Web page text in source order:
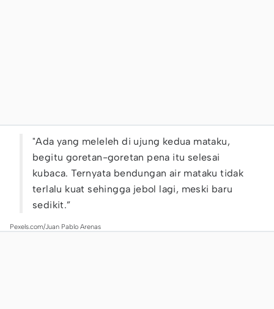
"Ada yang meleleh di ujung kedua mataku,
begitu goretan-goretan pena itu selesai
kubaca. Ternyata bendungan air mataku tidak
terlalu kuat sehingga jebol lagi, meski baru
sedikit.”
Pexels.com/Juan Pablo Arenas